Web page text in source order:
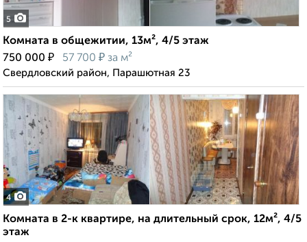
5
Комната в общежитии, 13м², 4/5 этаж
750 000 ₽ 57 700 ₽ за м²
Свердловский район, Парашютная 23
4
Комната в 2-к квартире, на длительный срок, 12м², 4/5
этаж